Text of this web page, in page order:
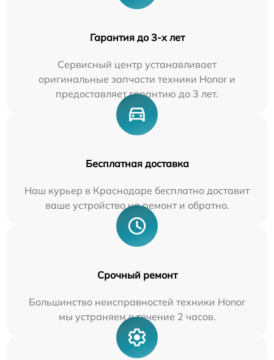
Гарантия до 3-х лет
Сервисный центр устанавливает
оригинальные запчасти техники Honor и
предоставляет гарантию до 3 лет.
Бесплатная доставка
Наш курьер в Краснодаре бесплатно доставит
ваше устройство на ремонт и обратно.
Срочный ремонт
Большинство неисправностей техники Honor
мы устраняем в течение 2 часов.